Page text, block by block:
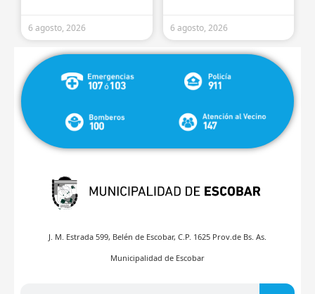
6 agosto, 2026 6 agosto, 2026
J. M. Estrada 599, Belén de Escobar, C.P. 1625 Prov.de Bs. As.
Municipalidad de Escobar